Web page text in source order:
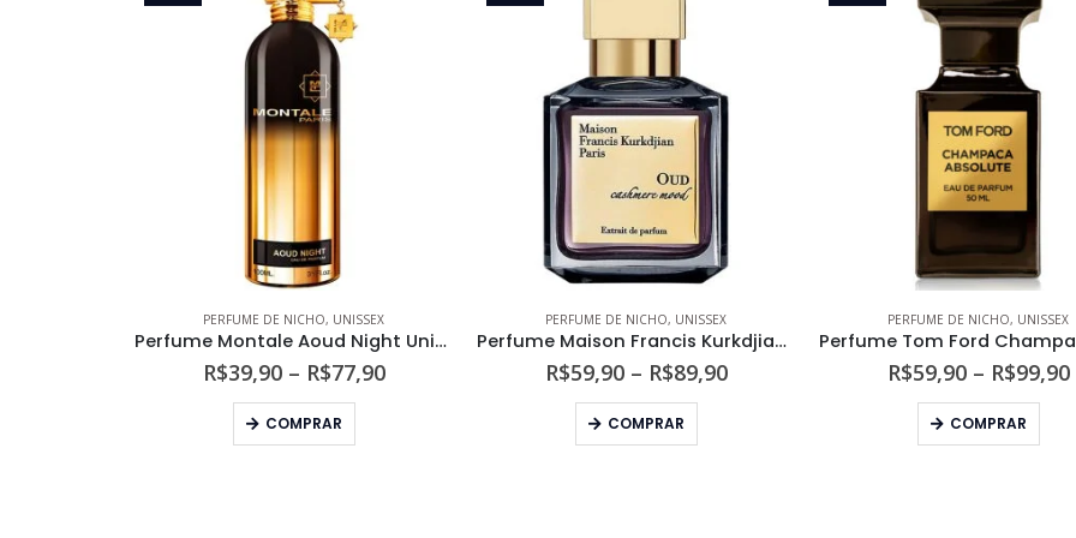
PERFUME DE NICHO, UNISSEX
Perfume Montale Aoud Night Unissex Eau de Parfum
R$39,90 – R$77,90Faixa
COMPRAR
Este produto tem várias variantes. As opções podem ser escolhidas na página do produto
PERFUME DE NICHO, UNISSEX
Perfume Maison Francis Kurkdjian Oud Cashmere Mood Extrait de Parfum
R$59,90 – R$89,90Faixa
COMPRAR
Este produto tem várias variantes. As opções podem ser escolhidas na página do produto
PERFUME DE NICHO, UNISSEX
R$59,90 – R$99,90
COMPRAR
Este produto tem várias variantes. As opções podem ser